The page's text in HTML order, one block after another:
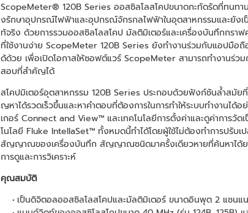
ScopeMeter® 120B Series ออสซิลโลสโคปขนาดกะทัดรัดที่ทนทา
งรักษาอุปกรณ์ไฟฟ้าและอุปกรณ์จักรกลไฟฟ้าในอุตสาหกรรมและยัง
ท้จริง ด้วยการรวมออสซิลโลสโคป มัลติมิเตอร์และเครื่องบันทึกกราฟ
ที่ใช้งานง่าย ScopeMeter 120B Series ยังทำงานร่วมกับแอปมือ
ด้ด้วย เพื่อเปิดโอกาสให้ซอฟต์แวร์ ScopeMeter สามารถทำงานร่ว
สอบที่สำคัญได้
สโคปมิเตอร์อุตสาหกรรม 120B Series ประกอบด้วยฟังก์ชันล้ำสมัย
ญหาได้รวดเร็วขึ้นและหาคำตอบที่ต้องการในการทำให้ระบบทำงานไ
เกอร์ Connect and View™ และเทคโนโลยีการตั้งค่าและดูค่าการวั
โนโลยี Fluke IntellaSet™ ทั้งหมดนี้ทำได้โดยผู้ใช้ไม่ต้องทำการปรับ
สัญญาณของเครื่องบันทึก สัญญาณชนิดมาครั้งเดียวหายที่ค้นหาได้ย
การดูและการวิเคราะห์
คุณสมบัติ
เป็นดิจิตอลออสซิลโลสโคปและมัลติมิเตอร์ ขนาดอินพุต 2 แชนแ